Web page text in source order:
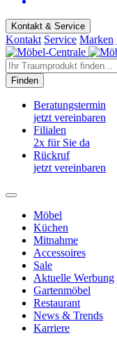
Kontakt & Service
Kontakt Service Marken
Finden
Beratungstermin
jetzt vereinbaren
Filialen
2x für Sie da
Rückruf
jetzt vereinbaren
Möbel
Küchen
Mitnahme
Accessoires
Sale
Aktuelle Werbung
Gartenmöbel
Restaurant
News & Trends
Karriere